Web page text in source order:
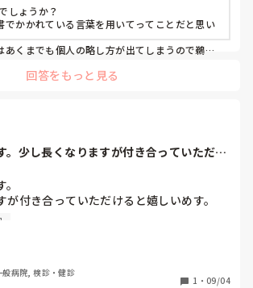
しょうか？
でかかれている言葉を用いてってことだと思い
あくまでも個人の略し方が出てしまうので鵜呑
回答をもっと見る
。少し長くなりますが付き合っていただけ
が付き合っていただけると嬉しいめす。
目標の一歩手前である急性期に配属になり
たけど毎日、ついて行くのに必死な状況で
一杯やってるつもりでした。その病院では
なっていてプリンター制度ではなくラダー
病院, 検診・健診
1 ・ 09/04